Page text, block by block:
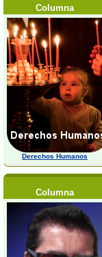
Columna
Derechos Humanos
Columna